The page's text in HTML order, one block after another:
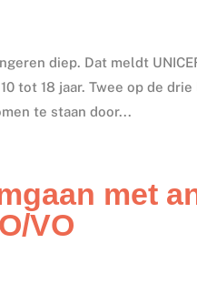
diep. Dat meldt
tot 18 jaar. Twee op de
te staan door...
met
VO